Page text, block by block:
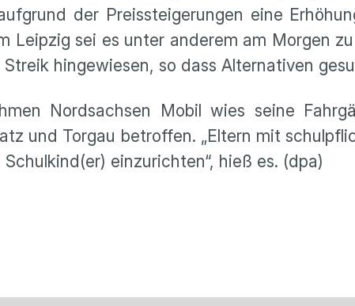
der Preissteigerungen eine
Leipzig sei es unter anderem am Morgen
hingewiesen, so dass Alternativen
Nordsachsen Mobil wies seine
und Torgau betroffen. „Eltern mit
einzurichten“, hieß es. (dpa)